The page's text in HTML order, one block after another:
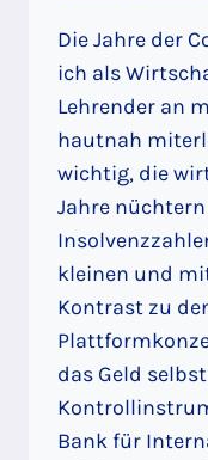
Die Jahre der
ich als
Lehrender an
hautnah
wichtig, die
Jahre
kleinen und
Kontrast zu
das Geld
Bank für